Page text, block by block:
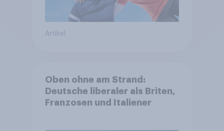
Artikel
Oben ohne am Strand:
Deutsche liberaler als Briten,
Franzosen und Italiener